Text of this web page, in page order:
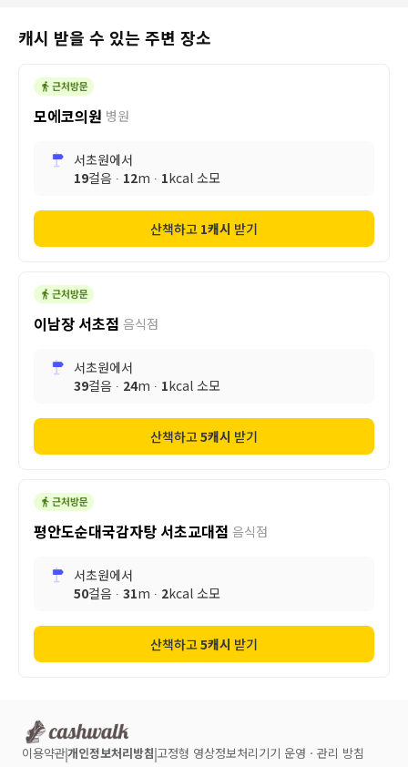
캐시 받을 수 있는 주변 장소
모에코의원 병원
서초원에서
19걸음 ∙ 12m ∙ 1kcal 소모
산책하고 1캐시 받기
이남장 서초점 음식점
서초원에서
39걸음 ∙ 24m ∙ 1kcal 소모
산책하고5캐시 받기
평안도순대국감자탕 서초교대점 음식점
서초원에서
50걸음 ∙ 31m ∙ 2kcal 소모
산책하고5캐시 받기
이용약관개인정보처리방침 고정형 영상정보처리기기 운영ㆍ관리 방침